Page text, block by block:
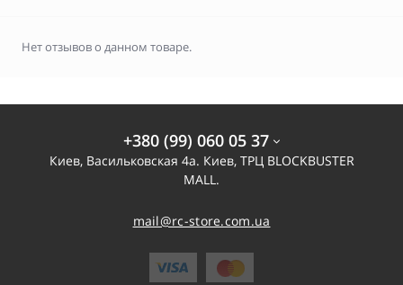
Нет отзывов о данном товаре.
+380 (99) 060 05 37
Киев, Васильковская 4а. Киев, ТРЦ BLOCKBUSTER
MALL.
mail@rc-store.com.ua